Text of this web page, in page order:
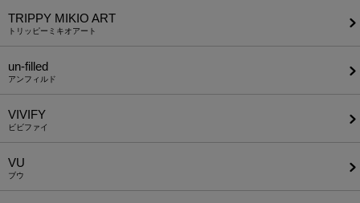
TRIPPY MIKIO ART
トリッピーミキオアート
un-filled
アンフィルド
VIVIFY
ビビファイ
VU
ブウ